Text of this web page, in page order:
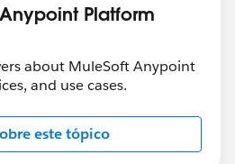
Platform
about MuleSoft Anypoint
and use cases.
este tópico